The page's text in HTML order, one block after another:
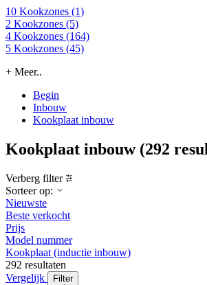
10 Kookzones (1)
2 Kookzones (5)
4 Kookzones (164)
5 Kookzones (45)
+ Meer..
Begin
Inbouw
Kookplaat inbouw
Kookplaat inbouw(292
Verberg filter
Sorteer op:
Nieuwste
Beste verkocht
Prijs
Model nummer
Kookplaat (inductie inbouw)
292 resultaten
Vergelijk
Filter